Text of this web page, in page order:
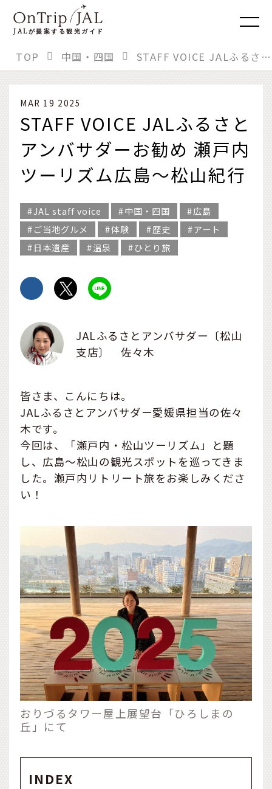
JALが提案する観光ガイド
TOP 中国・四国 STAFF VOICE JALふるさとアンバサダーお勧め 瀬戸内ツーリズム広島～松山紀行
MAR 19 2025
STAFF VOICE JALふるさと
アンバサダーお勧め 瀬戸内
ツーリズム広島～松山紀行
JAL staff voice 中国・四国
広島
ご当地グルメ
体験 歴史
アート
日本遺産
温泉 ひとり旅
JALふるさとアンバサダー〔松山
支店〕 佐々木
皆さま、こんにちは。
JALふるさとアンバサダー愛媛県担当の佐々
木です。
今回は、「瀬戸内・松山ツーリズム」と題
し、広島～松山の観光スポットを巡ってきま
した。瀬戸内リトリート旅をお楽しみくださ
い！
おりづるタワー屋上展望台「ひろしまの
丘」にて
INDEX